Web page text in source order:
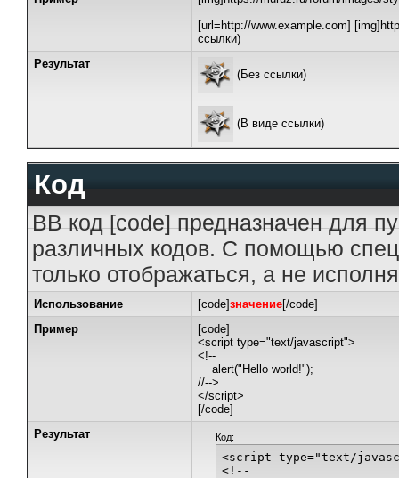
[url=http://www.example.com]
ссылки)
Результат
(Без ссылки)
(В виде ссылки)
Код
BB код [code] предназначен для
различных кодов. С помощью
только отображаться, а не
Использование [code]значение[/code]
Пример
[code]
<script type="text/javascript">
<!--
alert("Hello world!");
//-->
</script>
[/code]
Результат
Код:
<script type="text/
<!--